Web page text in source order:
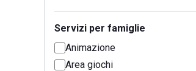
Servizi per famiglie
Animazione
Area giochi